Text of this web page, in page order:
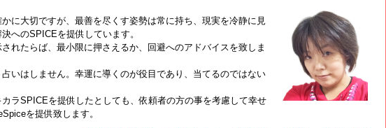
に大切ですが、最善を尽くす姿勢は常に持ち、現実を冷静に見
へのSPICEを提供しています。
れたらば、最小限に押さえるか、回避へのアドバイスを致しま
いはしません。幸運に導くのが役目であり、当てるのではない
カラSPICEを提供したとしても、依頼者の方の事を考慮して幸せ
を提供致します。